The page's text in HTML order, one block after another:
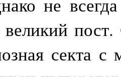
не всегда
секта